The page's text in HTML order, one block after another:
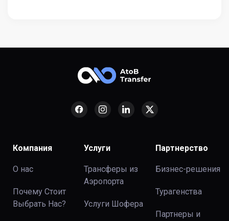
Компания
О нас
Почему Стоит
Выбрать Нас?
Услуги
Трансферы из
Аэропорта
Услуги Шофера
Партнерство
Бизнес-решения
Турагенства
Партнеры и